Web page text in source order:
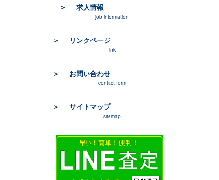
求人情報
job information
リンクページ
link
お問い合わせ
contact form
サイトマップ
sitemap